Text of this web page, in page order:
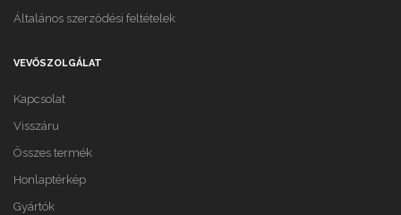
Általános szerződési feltételek
VEVŐSZOLGÁLAT
Kapcsolat
Visszáru
Összes termék
Honlaptérkép
Gyártók